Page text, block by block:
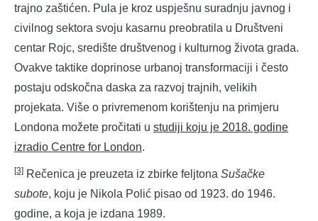
trajno zaštićen. Pula je kroz uspješnu suradnju javnog i
civilnog sektora svoju kasarnu preobratila u Društveni
centar Rojc, središte društvenog i kulturnog života grada.
Ovakve taktike doprinose urbanoj transformaciji i često
postaju odskočna daska za razvoj trajnih, velikih
projekata. Više o privremenom korištenju na primjeru
Londona možete pročitati u studiji koju je 2018. godine
izradio Centre for London.
[3] Rečenica je preuzeta iz zbirke feljtona Sušačke
subote, koju je Nikola Polić pisao od 1923. do 1946.
godine, a koja je izdana 1989.